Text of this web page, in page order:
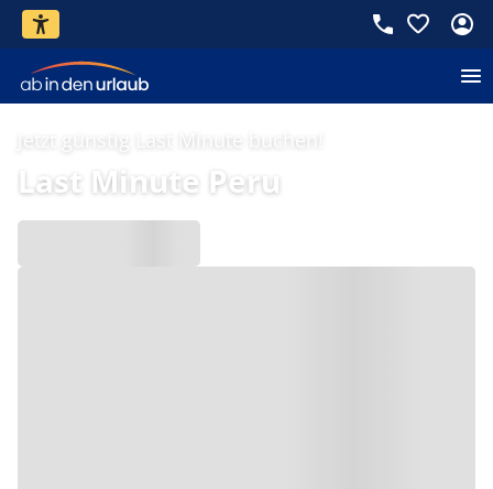
Jetzt günstig Last Minute buchen!
Last Minute Peru